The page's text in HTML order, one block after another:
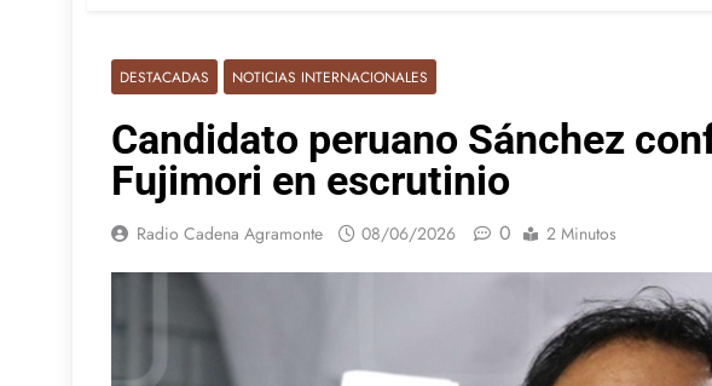
DESTACADAS NOTICIAS INTERNACIONALES
Candidato peruano Sánchez
Fujimori en escrutinio
Radio Cadena Agramonte 08/06/2026 0 2 Minutos